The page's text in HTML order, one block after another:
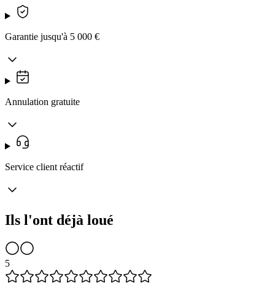
Garantie jusqu'à 5 000 €
Annulation gratuite
Service client réactif
Ils l'ont déjà loué
5